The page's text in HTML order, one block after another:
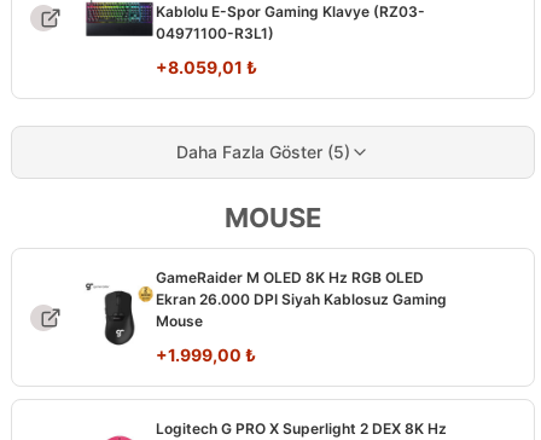
Kablolu E-Spor Gaming Klavye (RZ03-
04971100-R3L1)
+8.059,01 ₺
Daha Fazla Göster (5)
MOUSE
GameRaider M OLED 8K Hz RGB OLED
Ekran 26.000 DPI Siyah Kablosuz Gaming
Mouse
+1.999,00 ₺
Logitech G PRO X Superlight 2 DEX 8K Hz